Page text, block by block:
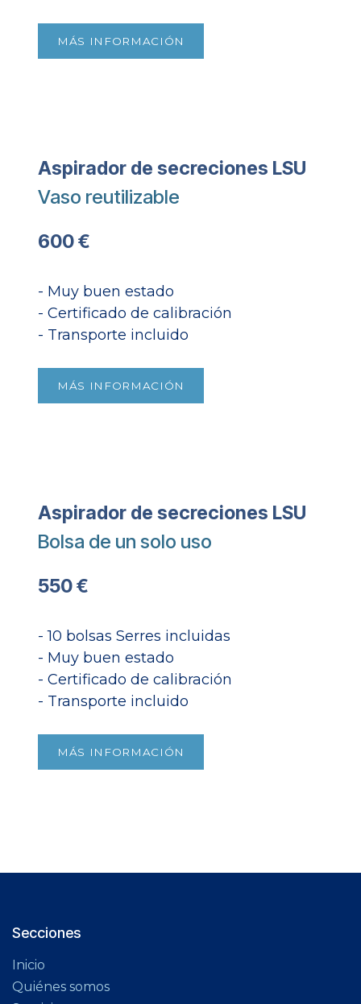
MÁS INFORMACIÓN
Aspirador de secreciones LSU
Vaso reutilizable
600 €
- Muy buen estado
- Certificado de calibración
- Transporte incluido​
MÁS INFORMACIÓN
Aspirador de secreciones LSU
Bolsa de un solo uso
550 €
- 10 bolsas Serres incluidas
- Muy buen estado
- Certificado de calibración
- Transporte incluido​
MÁS INFORMACIÓN
Secciones
Inicio
Quiénes somos